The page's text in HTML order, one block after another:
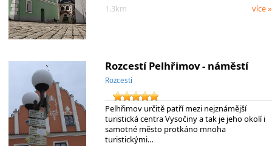
1.3km
více »
Rozcestí Pelhřimov - náměstí
Rozcestí
Pelhřimov určitě patří mezi nejznámější
turistická centra Vysočiny a tak je jeho okolí i
samotné město protkáno mnoha
turistickými…